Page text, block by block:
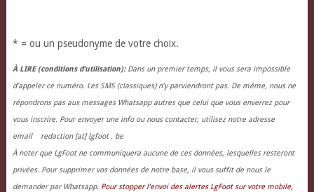
* = ou un pseudonyme de votre choix.
À LIRE (conditions d’utilisation): Dans un premier temps, il vous sera impossible
d’appeler ce numéro. Les SMS (classiques) n’y parviendront pas. De même, nous ne
répondrons pas aux messages Whatsapp autres que celui que vous enverrez pour
vous inscrire. Pour envoyer une info ou nous contacter, utilisez notre adresse
email redaction [at] lgfoot . be
À noter que LgFoot ne communiquera aucune de ces données, lesquelles resteront
privées. Pour supprimer vos données de notre base, il vous suffit de nous le
demander par Whatsapp. Pour stopper l’envoi des alertes LgFoot sur votre mobile,